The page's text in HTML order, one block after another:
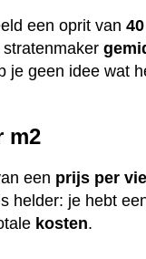
een oprit van
je geen idee wat
m2
een prijs per
helder: je hebt
kosten.